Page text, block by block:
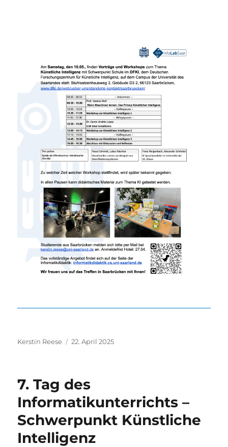
Autor
Kerstin Reese
Veröffentlicht
22. April 2025
7. Tag des
Informatikunterrichts –
Schwerpunkt Künstliche
Intelligenz